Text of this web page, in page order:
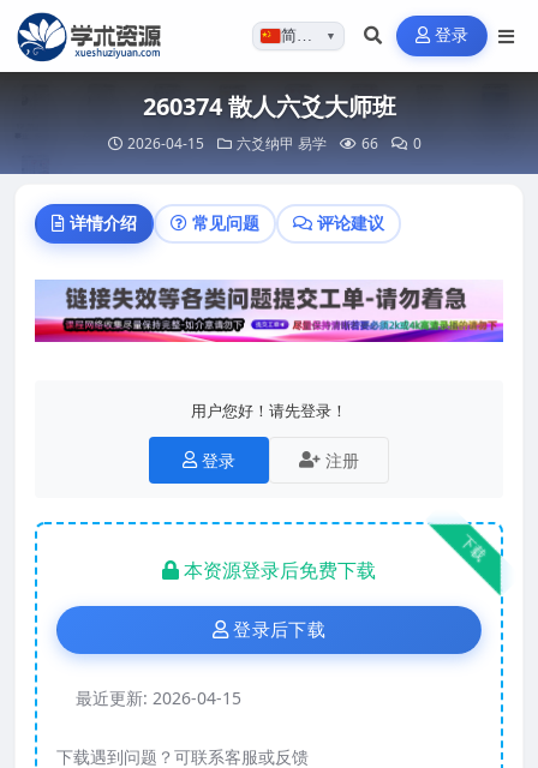
简体…▼ 登录
260374 散人六爻大师班
2026-04-15 六爻纳甲 易学 66 0
详情介绍 常见问题 评论建议
用户您好！请先登录！
登录 注册
下载
本资源登录后免费下载
登录后下载
最近更新: 2026-04-15
下载遇到问题？可联系客服或反馈